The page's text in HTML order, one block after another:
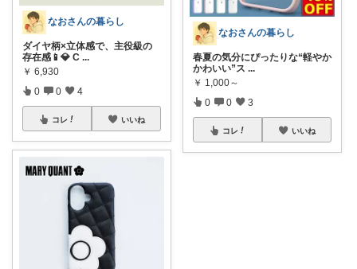
なおさんの暮らし
ダイヤ柄×立体感で、主役級の
存在感📱💎 C ...
￥ 6,930
0 0 4
コレ いいね
なおさんの暮らし
春夏の気分にぴったりな“軽やか
かわいい”ス ...
￥ 1,000～
0 0 3
コレ いいね